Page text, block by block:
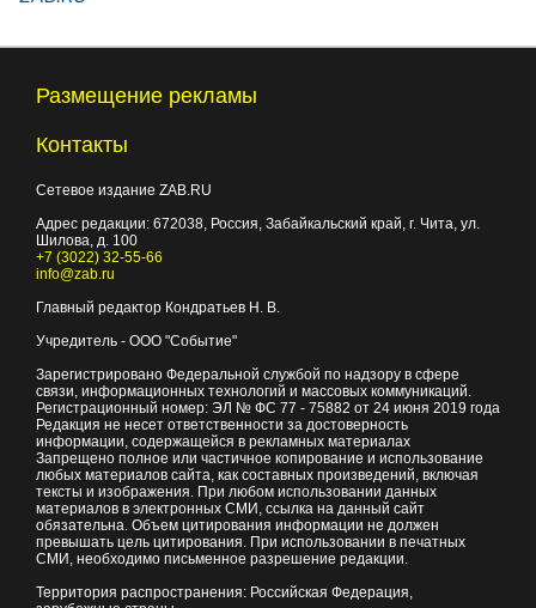
Размещение рекламы
Контакты
Сетевое издание ZAB.RU
Адрес редакции: 672038, Россия, Забайкальский край, г. Чита, ул.
Шилова, д. 100
+7 (3022) 32-55-66
info@zab.ru
Главный редактор Кондратьев Н. В.
Учредитель - ООО "Событие"
Зарегистрировано Федеральной службой по надзору в сфере
связи, информационных технологий и массовых коммуникаций.
Регистрационный номер: ЭЛ № ФС 77 - 75882 от 24 июня 2019 года
Редакция не несет ответственности за достоверность
информации, содержащейся в рекламных материалах
Запрещено полное или частичное копирование и использование
любых материалов сайта, как составных произведений, включая
тексты и изображения. При любом использовании данных
материалов в электронных СМИ, ссылка на данный сайт
обязательна. Объем цитирования информации не должен
превышать цель цитирования. При использовании в печатных
СМИ, необходимо письменное разрешение редакции.
Территория распространения: Российская Федерация,